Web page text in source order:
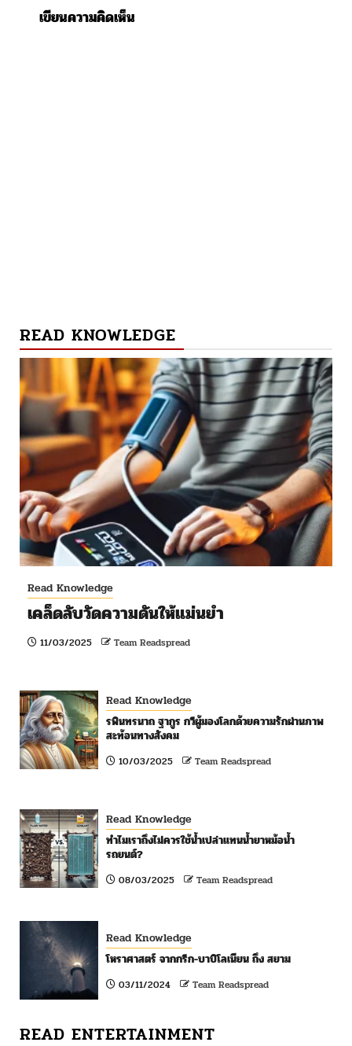
เขียนความคิดเห็น
READ KNOWLEDGE
Read Knowledge
เคล็ดลับวัดความดันให้แม่นยำ
11/03/2025 Team Readspread
Read Knowledge
รพินทรนาถ ฐากูร กวีผู้มองโลกด้วยความรักผ่านภาพ
สะท้อนทางสังคม
10/03/2025 Team Readspread
Read Knowledge
ทำไมเราถึงไม่ควรใช้น้ำเปล่าแทนน้ำยาหม้อน้ำ
รถยนต์?
08/03/2025 Team Readspread
Read Knowledge
โหราศาสตร์ จากกรีก-บาบิโลเนียน ถึง สยาม
03/11/2024 Team Readspread
READ ENTERTAINMENT